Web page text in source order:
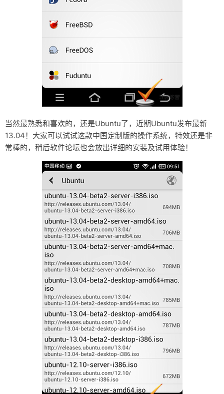
当然最熟悉和喜欢的，还是Ubuntu了，近期Ubuntu发布最新
13.04！大家可以试试这款中国定制版的操作系统，特效还是非
常棒的，稍后软件论坛也会放出详细的安装及试用体验！